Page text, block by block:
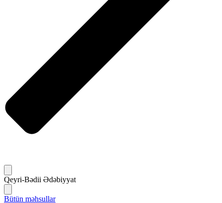
Qeyri-Bədii Ədəbiyyat
Bütün məhsullar